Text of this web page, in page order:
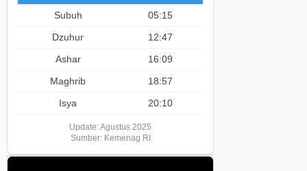
Subuh
05:15
Dzuhur
12:47
Ashar
16:09
Maghrib
18:57
Isya
20:10
Update: Agustus 2025
Sumber: Kemenag RI